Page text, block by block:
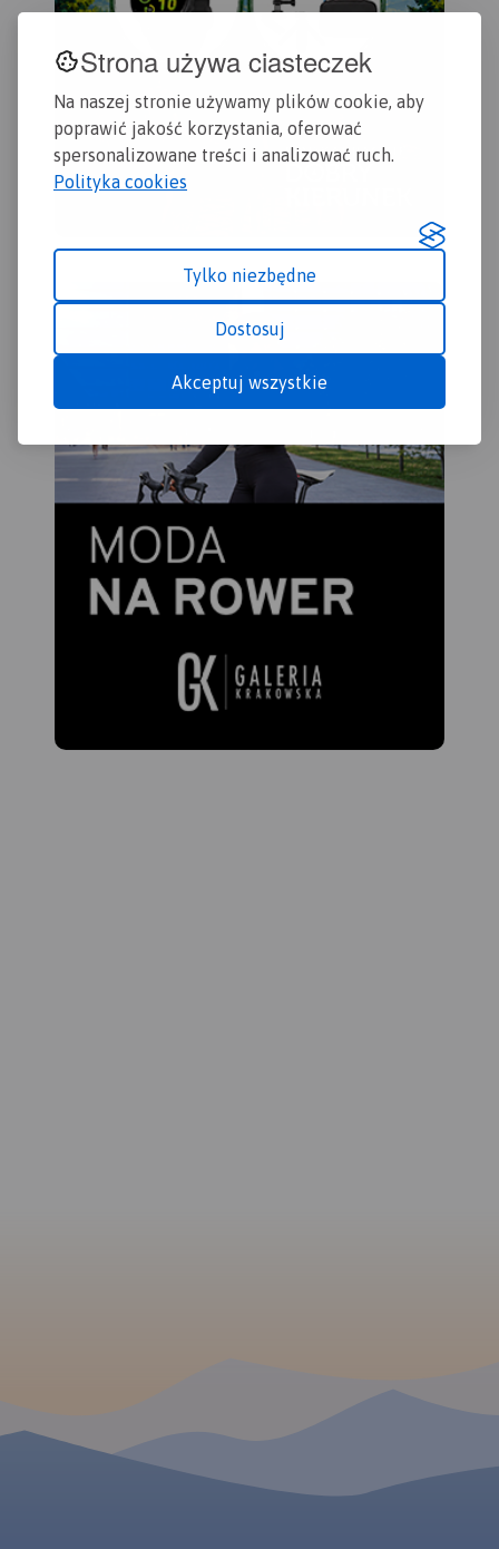
Strona używa ciasteczek
Na naszej stronie używamy plików cookie, aby
poprawić jakość korzystania, oferować
spersonalizowane treści i analizować ruch.
Polityka cookies
Tylko niezbędne
Dostosuj
Akceptuj wszystkie